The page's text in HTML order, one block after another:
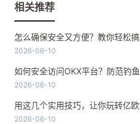
相关推荐
怎么确保安全又方便？教你轻松
2026-06-10
如何安全访问OKX平台？防范钓
2026-06-10
用这几个实用技巧，让你玩转亿欧
2026-06-10